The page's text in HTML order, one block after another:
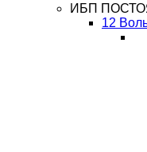
ИБП
12